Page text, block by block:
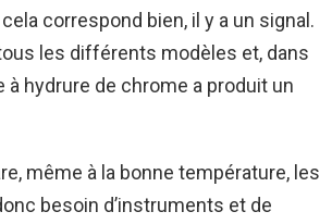
correspond bien, il y a un signal.
les différents modèles et, dans
à hydrure de chrome a produit un
même à la bonne température, les
besoin d’instruments et de